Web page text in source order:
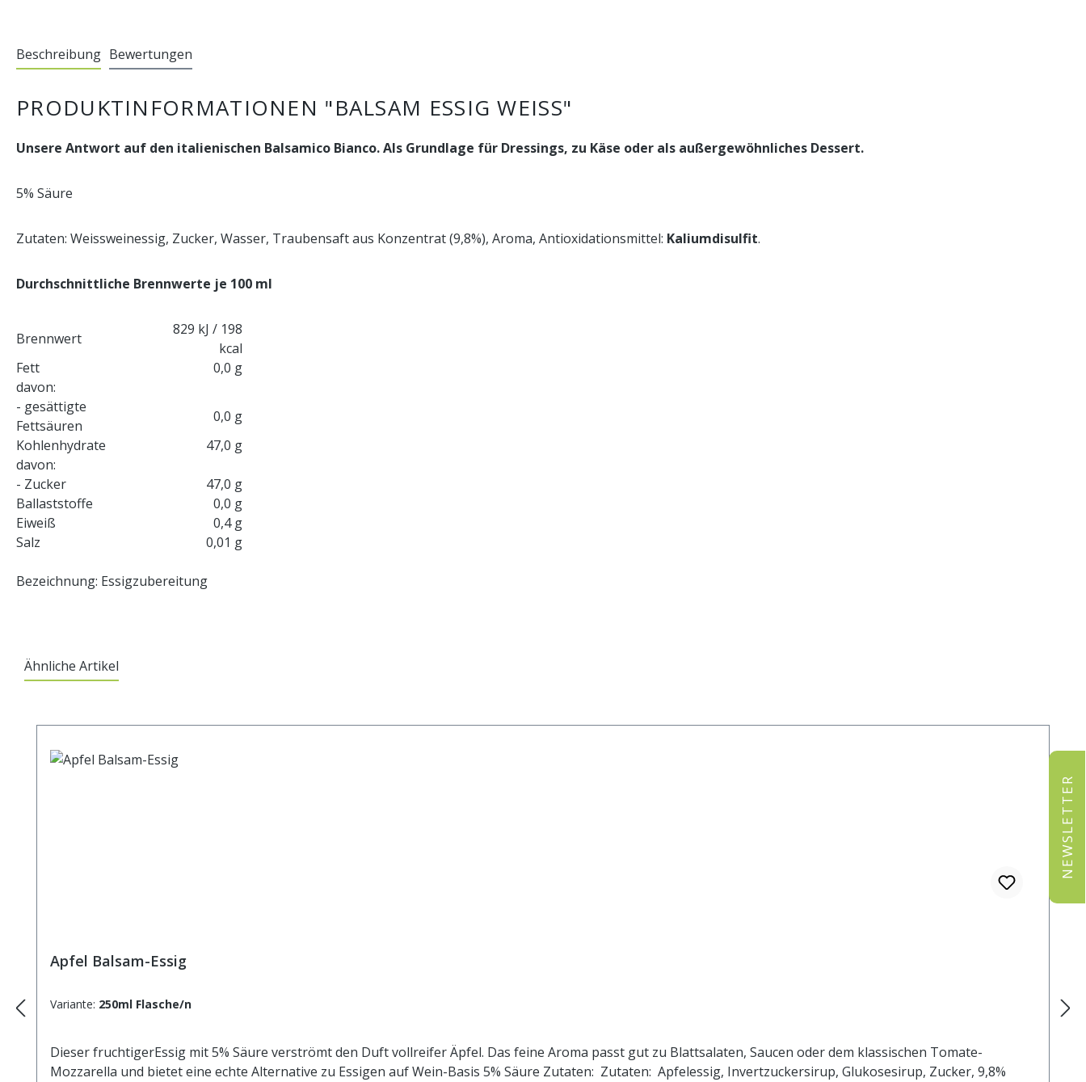
Beschreibung Bewertungen
PRODUKTINFORMATIONEN "BALSAM ESSIG WEISS"
Unsere Antwort auf den italienischen Balsamico Bianco. Als Grundlage für Dressings, zu Käse oder als außergewöhnliches Dessert.
5% Säure
Zutaten: Weissweinessig, Zucker, Wasser, Traubensaft aus Konzentrat (9,8%), Aroma, Antioxidationsmittel: Kaliumdisulfit.
Durchschnittliche Brennwerte je 100 ml
Brennwert
829 kJ / 198
kcal
Fett
0,0 g
davon:
- gesättigte
Fettsäuren
0,0 g
Kohlenhydrate
47,0 g
davon:
- Zucker
47,0 g
Ballaststoffe
0,0 g
Eiweiß
0,4 g
Salz
0,01 g
Bezeichnung: Essigzubereitung
Ähnliche Artikel
Apfel Balsam-Essig
Variante: 250ml Flasche/n
Dieser fruchtigerEssig mit 5% Säure verströmt den Duft vollreifer Äpfel. Das feine Aroma passt gut zu Blattsalaten, Saucen oder dem klassischen Tomate-
Mozzarella und bietet eine echte Alternative zu Essigen auf Wein-Basis 5% Säure Zutaten: Zutaten: Apfelessig, Invertzuckersirup, Glukosesirup, Zucker, 9,8%
NEWSLETTER